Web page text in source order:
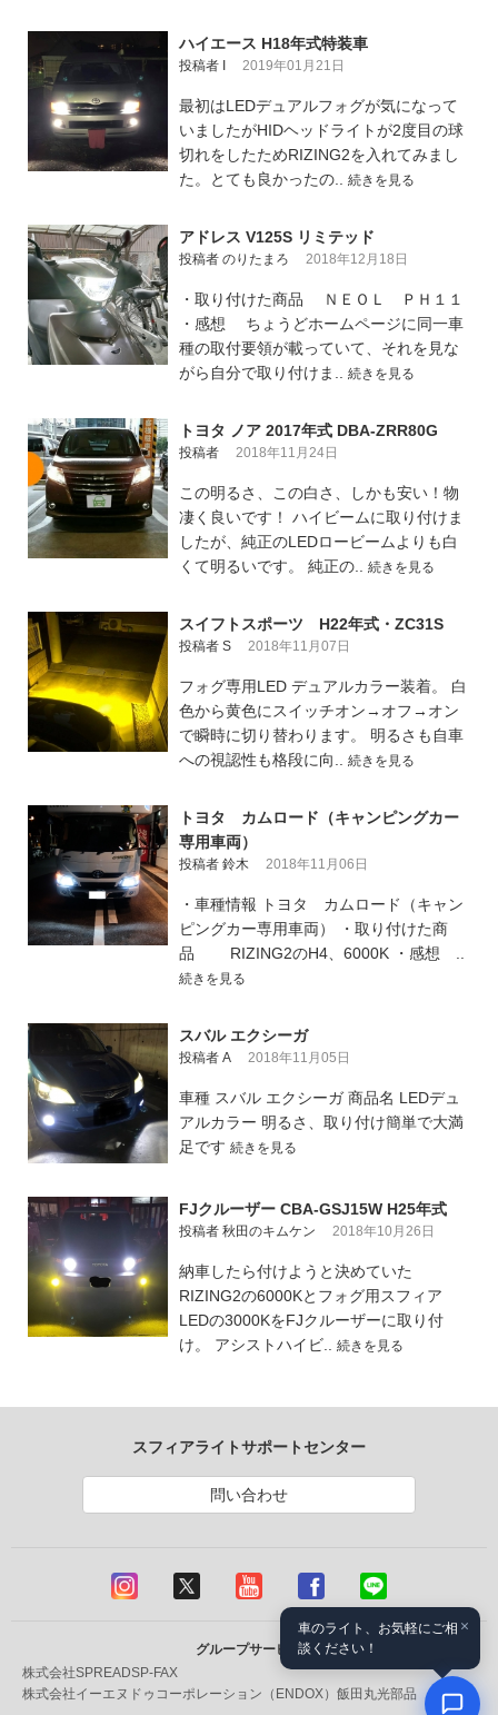
ハイエース H18年式特装車
投稿者 I 2019年01月21日
最初はLEDデュアルフォグが気になって
いましたがHIDヘッドライトが2度目の球
切れをしたためRIZING2を入れてみまし
た。とても良かったの.. 続きを見る
アドレス V125S リミテッド
投稿者 のりたまろ 2018年12月18日
・取り付けた商品 ＮＥＯＬ ＰＨ１１
・感想 ちょうどホームページに同一車
種の取付要領が載っていて、それを見な
がら自分で取り付けま.. 続きを見る
トヨタ ノア 2017年式 DBA-ZRR80G
投稿者 2018年11月24日
この明るさ、この白さ、しかも安い！物
凄く良いです！ ハイビームに取り付けま
したが、純正のLEDロービームよりも白
くて明るいです。 純正の.. 続きを見る
スイフトスポーツ H22年式・ZC31S
投稿者 S 2018年11月07日
フォグ専用LED デュアルカラー装着。 白
色から黄色にスイッチオン→オフ→オン
で瞬時に切り替わります。 明るさも自車
への視認性も格段に向.. 続きを見る
トヨタ カムロード（キャンピングカー
専用車両）
投稿者 鈴木 2018年11月06日
・車種情報 トヨタ カムロード（キャン
ピングカー専用車両） ・取り付けた商
品 RIZING2のH4、6000K ・感想 ..
続きを見る
スバル エクシーガ
投稿者 A 2018年11月05日
車種 スバル エクシーガ 商品名 LEDデュ
アルカラー 明るさ、取り付け簡単で大満
足です 続きを見る
FJクルーザー CBA-GSJ15W H25年式
投稿者 秋田のキムケン 2018年10月26日
納車したら付けようと決めていた
RIZING2の6000Kとフォグ用スフィア
LEDの3000KをFJクルーザーに取り付
け。 アシストハイビ.. 続きを見る
スフィアライトサポートセンター
問い合わせ
グループサービス
株式会社SPREADSP-FAX
株式会社イーエヌドゥコーポレーション（ENDOX） 飯田丸光部品
×
車のライト、お気軽にご相
談ください！